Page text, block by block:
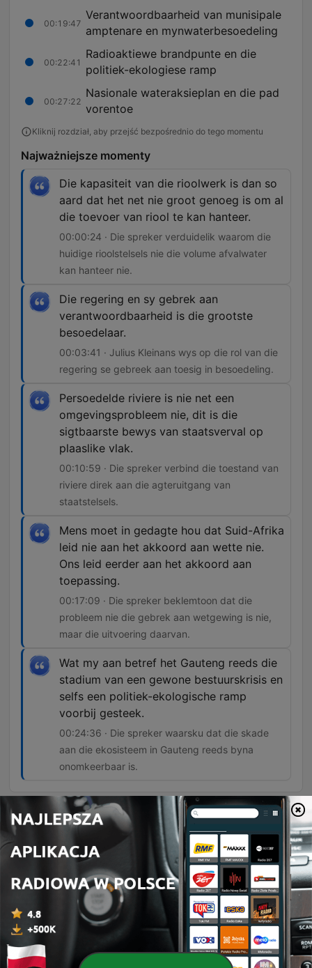
00:19:47
Verantwoordbaarheid van munisipale
amptenare en mynwaterbesoedeling
00:22:41
Radioaktiewe brandpunte en die
politiek-ekologiese ramp
00:27:22
Nasionale wateraksieplan en die pad
vorentoe
Kliknij rozdział, aby przejść bezpośrednio do tego momentu
Najważniejsze momenty
Die kapasiteit van die rioolwerk is dan so
aard dat het net nie groot genoeg is om al
die toevoer van riool te kan hanteer.
00:00:24 · Die spreker verduidelik waarom die
huidige rioolstelsels nie die volume afvalwater
kan hanteer nie.
Die regering en sy gebrek aan
verantwoordbaarheid is die grootste
besoedelaar.
00:03:41 · Julius Kleinans wys op die rol van die
regering se gebreek aan toesig in besoedeling.
Persoedelde riviere is nie net een
omgevingsprobleem nie, dit is die
sigtbaarste bewys van staatsverval op
plaaslike vlak.
00:10:59 · Die spreker verbind die toestand van
riviere direk aan die agteruitgang van
staatstelsels.
Mens moet in gedagte hou dat Suid-Afrika
leid nie aan het akkoord aan wette nie.
Ons leid eerder aan het akkoord aan
toepassing.
00:17:09 · Die spreker beklemtoon dat die
probleem nie die gebrek aan wetgewing is nie,
maar die uitvoering daarvan.
Wat my aan betref het Gauteng reeds die
stadium van een gewone bestuurskrisis en
selfs een politiek-ekologische ramp
voorbij gesteek.
00:24:36 · Die spreker waarsku dat die skade
aan die ekosisteem in Gauteng reeds byna
onomkeerbaar is.
Odcinki
560 - DIE GEVAAR IN ONS GROEN ARE deur Esté de
Hierdie episode ondersoek die ernstige water- en afvalwaterkrisis in Suid-Afrika, met spesifieke fokus op Gauteng se besoedelde riviere en die mislukking van munisipaliteite om infrastruktuur te onderhou. Die gesprek belig hoe rioolbesoedeling en mynwaterbesoedeling lei tot radioaktiewe brandpunte en onomkeerbare skade aan ekosisteme. Verder word die politiek-ekologiese ramp bespreek, waar swak bestuur en die gebrek aan wetlike toepassing amptenare se verantwoordbaarheid bemoeilik. Die episode beklemtoon die noodsaaklikheid van dringende infrastruktuurherstel en nasionale aksie om die verval van waterbronne te stop.
559 - DIE LANGPAD deur Ettienne Ludick
Hierdie episode verken die lewe van Suid-Afrikaanse langafstandvragmotorbestuurders en vergelyk die Hollywood-romantiek van die pad met die harde realiteit. Dit dek temas soos die emosionele tol van afwesigheid by die gesin, die gevare van misdaad en onveiligheid by trokstopplekke, asook die ekonomiese druk van transportmaatskappye. Verder word die uitdagings van onregverdige betaalstelsels en die ernstige impak van isolasie op geestesgesondheid bespreek. Dr. Michelle Diamond verduidelik hoe chroniese moegheid en stres die bestuurders beïnvloed, terwyl die sterk broederskap en onderlinge ondersteuning tussen bestuurders op die pad beklemtoon word.
30 lip 2026